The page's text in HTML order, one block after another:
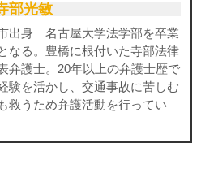
部光敏
出身 名古屋大学法学部を卒業
なる。豊橋に根付いた寺部法律
弁護士。20年以上の弁護士歴で
験を活かし、交通事故に苦しむ
救うため弁護活動を行ってい